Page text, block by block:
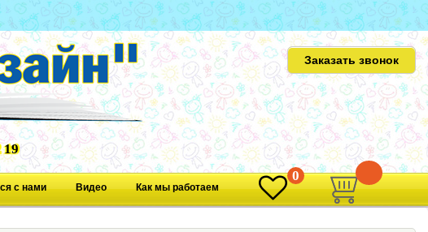
Заказать звонок
19
с нами Видео Как мы работаем
0